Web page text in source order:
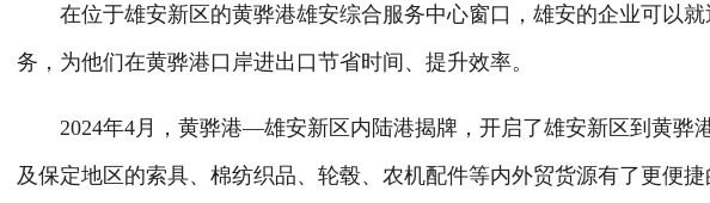
在位于雄安新区的黄骅港雄安综合服务中心窗口，雄安的企业可以就
务，为他们在黄骅港口岸进出口节省时间、提升效率。
2024年4月，黄骅港—雄安新区内陆港揭牌，开启了雄安新区到黄骅
及保定地区的索具、棉纺织品、轮毂、农机配件等内外贸货源有了更便